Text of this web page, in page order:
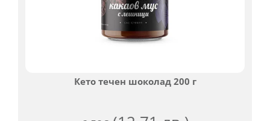
Кето течен шоколад 200 г